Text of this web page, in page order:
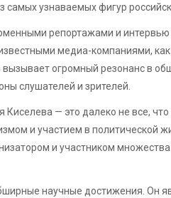
самых узнаваемых фигур
репортажами и
медиа-компаниями,
огромный резонанс в
слушателей и зрителей.
— это далеко не все,
и участием в политической
и участником
научные достижения. Он